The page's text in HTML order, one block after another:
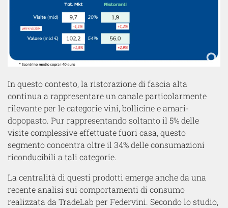
In questo contesto, la ristorazione di fascia alta
continua a rappresentare un canale particolarmente
rilevante per le categorie vini, bollicine e amari-
dopopasto. Pur rappresentando soltanto il 5% delle
visite complessive effettuate fuori casa, questo
segmento concentra oltre il 34% delle consumazioni
riconducibili a tali categorie.
La centralità di questi prodotti emerge anche da una
recente analisi sui comportamenti di consumo
realizzata da TradeLab per Federvini. Secondo lo studio,